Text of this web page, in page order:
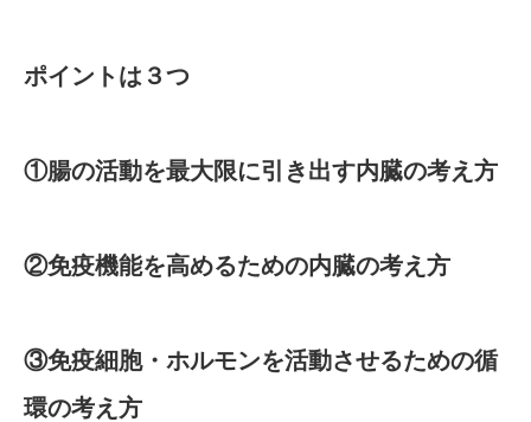
ポイントは３つ
①腸の活動を最大限に引き出す内臓の考え方
②免疫機能を高めるための内臓の考え方
③免疫細胞・ホルモンを活動させるための循
環の考え方